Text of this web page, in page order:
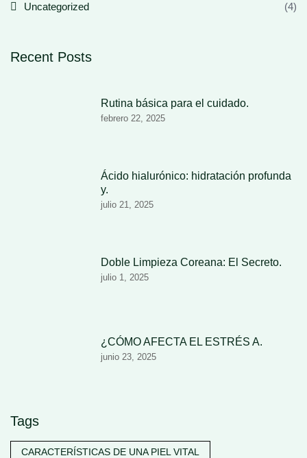
Uncategorized (4)
Recent Posts
Rutina básica para el cuidado.
febrero 22, 2025
Ácido hialurónico: hidratación profunda
y.
julio 21, 2025
Doble Limpieza Coreana: El Secreto.
julio 1, 2025
¿CÓMO AFECTA EL ESTRÉS A.
junio 23, 2025
Tags
CARACTERÍSTICAS DE UNA PIEL VITAL